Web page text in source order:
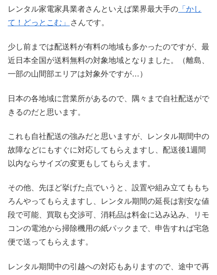
レンタル家電家具業者さんといえば業界最大手の 「かし
て！どっとこむ」
さんです。
少し前までは配送料が有料の地域も多かったのですが、最
近日本全国が送料無料の対象地域となりました。（離島、
一部の山間部エリアは対象外ですが…）
日本の各地域に営業所があるので、隅々まで自社配送がで
きるのだと思います。
これも自社配送の強みだと思いますが、レンタル期間中の
故障などにもすぐに対応してもらえますし、配送後1週間
以内ならサイズの変更もしてもらえます。
その他、先ほど挙げた点でいうと、設置や組み立てももち
ろんやってもらえますし、レンタル期間の延長は割安な値
段で可能、買取も交渉可、消耗品は料金に込み込み、リモ
コンの電池から掃除機用の紙パックまで、申告すれば宅急
便で送ってもらえます。
レンタル期間中の引越への対応もありますので、途中で再